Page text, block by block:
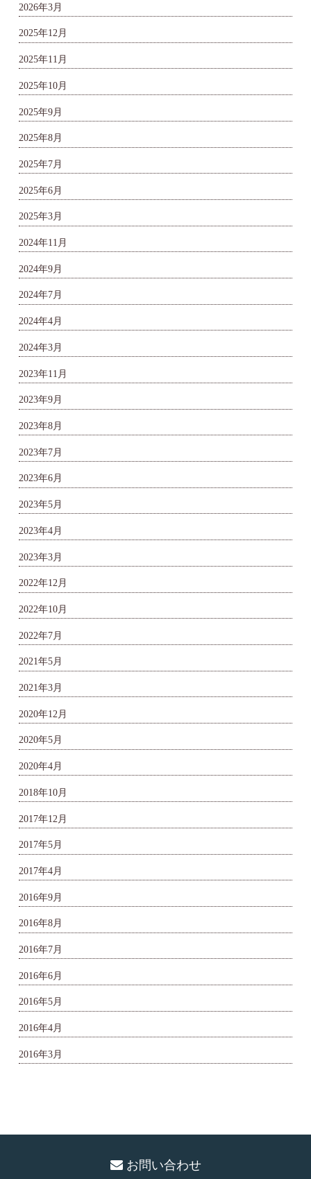
2026年3月
2025年12月
2025年11月
2025年10月
2025年9月
2025年8月
2025年7月
2025年6月
2025年3月
2024年11月
2024年9月
2024年7月
2024年4月
2024年3月
2023年11月
2023年9月
2023年8月
2023年7月
2023年6月
2023年5月
2023年4月
2023年3月
2022年12月
2022年10月
2022年7月
2021年5月
2021年3月
2020年12月
2020年5月
2020年4月
2018年10月
2017年12月
2017年5月
2017年4月
2016年9月
2016年8月
2016年7月
2016年6月
2016年5月
2016年4月
2016年3月
お問い合わせ